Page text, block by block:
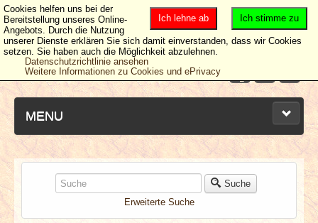
MENU
NEUESTE ARTIKEL
NEWS & DATES
Suche
Erweiterte Suche
Ich stimme zu
Ich lehne ab
Cookies helfen uns bei der
Bereitstellung unseres Online-
Angebots. Durch die Nutzung
unserer Dienste erklären Sie sich damit einverstanden, dass wir Cookies
setzen. Sie haben auch die Möglichkeit abzulehnen.
Datenschutzrichtlinie ansehen
Weitere Informationen zu Cookies und ePrivacy